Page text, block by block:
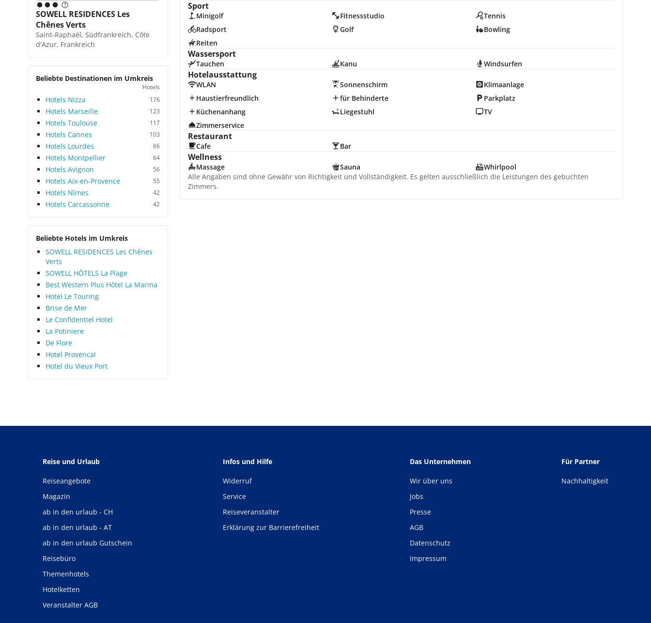
SOWELL RESIDENCES Les
Chênes Verts
Saint-Raphaël, Südfrankreich, Côte
d'Azur, Frankreich
Beliebte Destinationen im Umkreis
Hotels
Hotels Nizza 176
Hotels Marseille 123
Hotels Toulouse 117
Hotels Cannes 103
Hotels Lourdes 66
Hotels Montpellier 64
Hotels Avignon 56
Hotels Aix-en-Provence 55
Hotels Nîmes 42
Hotels Carcassonne 42
Beliebte Hotels im Umkreis
SOWELL RESIDENCES Les Chênes
Verts
SOWELL HÔTELS La Plage
Best Western Plus Hôtel La Marina
Hotel Le Touring
Brise de Mer
Le Confidentiel Hotel
La Potiniere
De Flore
Hotel Provencal
Hotel du Vieux Port
Sport
Minigolf Fitnessstudio
Tennis
Radsport
Golf
Bowling
Reiten
Wassersport
Tauchen Kanu Windsurfen
Hotelausstattung
WLAN Sonnenschirm
Klimaanlage
Haustierfreundlich
für Behinderte
Parkplatz
Küchenanhang
Liegestuhl
TV
Zimmerservice
Restaurant
Cafe Bar
Wellness
Massage Sauna
Whirlpool
Alle Angaben sind ohne Gewähr von Richtigkeit und Vollständigkeit. Es gelten ausschließlich die Leistungen des gebuchten
Zimmers.
Reise und Urlaub
Reiseangebote
Magazin
ab in den urlaub - CH
ab in den urlaub - AT
ab in den urlaub Gutschein
Reisebüro
Themenhotels
Hotelketten
Veranstalter AGB
Infos und Hilfe
Widerruf
Service
Reiseveranstalter
Erklärung zur Barrierefreiheit
Das Unternehmen
Wir über uns
Jobs
Presse
AGB
Datenschutz
Impressum
Für Partner
Nachhaltigkeit